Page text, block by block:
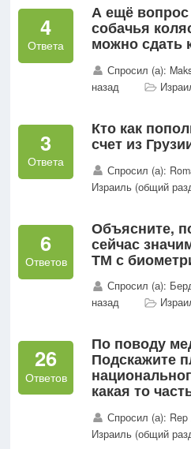
4
Ответа
А ещё
собачья
можно сдать
Спросил (а):
назад
3
Ответа
Кто как
счет из
Спросил (а):
Израиль (общий
6
Ответов
Объясните,
сейчас
ТМ с
Спросил (а):
назад
26
Ответов
По поводу
Подскажите
какая то
кассу и это
Спросил (а): Rep
Израиль (общий